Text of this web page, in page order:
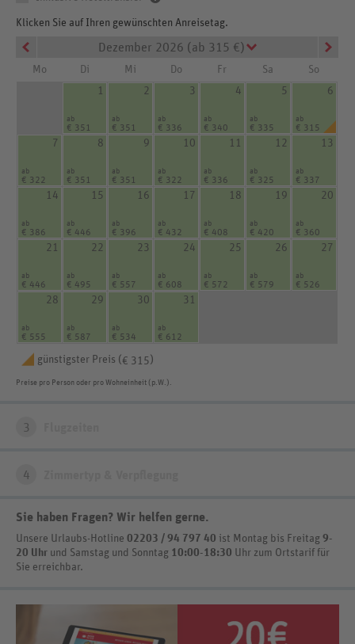
Klicken Sie auf Ihren gewünschten Anreisetag.
Dezember 2026 (ab 315 €)
Mo Di Mi Do Fr Sa
So
1
ab
€ 351
2
ab
€ 351
3
ab
€ 336
4
ab
€ 340
5
ab
€ 335
6
ab
€ 315
7
ab
€ 322
8
ab
€ 351
9
ab
€ 351
10
ab
€ 322
11
ab
€ 336
12
ab
€ 325
13
ab
€ 337
14
ab
€ 386
15
ab
€ 446
16
ab
€ 396
17
ab
€ 432
18
ab
€ 408
19
ab
€ 420
20
ab
€ 360
21
ab
€ 446
22
ab
€ 495
23
ab
€ 557
24
ab
€ 608
25
ab
€ 572
26
ab
€ 579
27
ab
€ 526
28
ab
€ 555
29
ab
€ 587
30
ab
€ 534
31
ab
€ 612
günstigster Preis ( € 315 )
Preise pro Person oder pro Wohneinheit (p.W.).
3
4
Sie haben Fragen? Wir helfen gerne.
Unsere Urlaubs-Hotline 02203 / 94 797 40 ist Montag bis Freitag 9-
20 Uhr und Samstag und Sonntag 10:00-18:30 Uhr zum Ortstarif für
Sie erreichbar.